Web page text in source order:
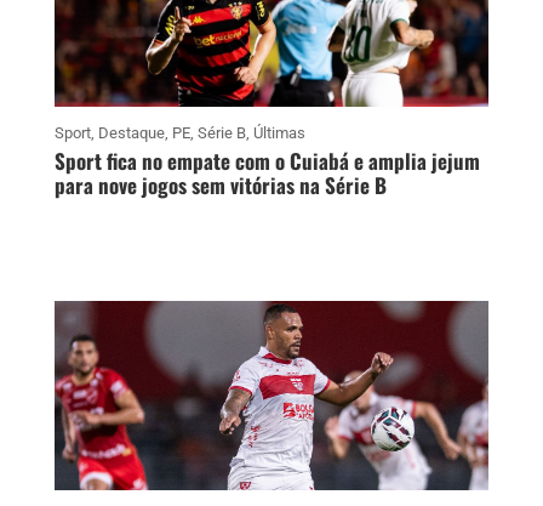
Sport, Destaque, PE, Série B, Últimas
Sport fica no empate com o Cuiabá e amplia jejum
para nove jogos sem vitórias na Série B